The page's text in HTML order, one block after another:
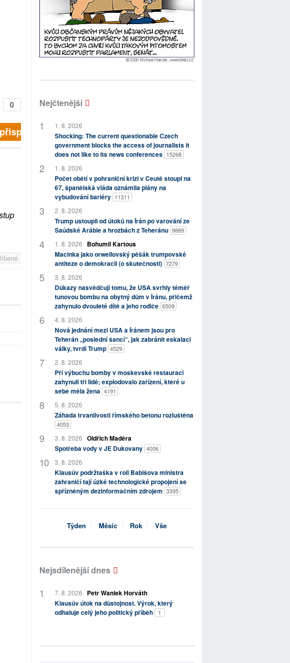
0
➥
Nejčtenější
1. 8. 2026
Shocking: The current questionable Czech
government blocks the access of journalists it
does not like to its news conferences 15268
1. 8. 2026
Počet obětí v pohraniční krizi v Ceutě stoupl na
67, španělská vláda oznámila plány na
vybudování bariéry 11311
2. 8. 2026
Trump ustoupil od útoků na Írán po varování ze
Saúdské Arábie a hrozbách z Teheránu 9889
1. 8. 2026
Bohumil Kartous
Macinka jako orwellovský pěšák trumpovské
antiteze o demokracii (o skutečnosti) 7279
3. 8. 2026
Důkazy nasvědčují tomu, že USA svrhly téměř
tunovou bombu na obytný dům v Íránu, přičemž
zahynulo dvouleté dítě a jeho rodiče 6509
4. 8. 2026
Nová jednání mezi USA a Íránem jsou pro
Teherán „poslední šancí“, jak zabránit eskalaci
války, tvrdí Trump 4529
2. 8. 2026
Při výbuchu bomby v moskevské restauraci
zahynuli tři lidé; explodovalo zařízení, které u
sebe měla žena 4191
5. 8. 2026
Záhada trvanlivosti římského betonu rozluštěna
4053
3. 8. 2026 Oldřich Maděra
Spotřeba vody v JE Dukovany 4006
3. 8. 2026
Klausův podržtaška v roli Babišova ministra
zahraničí tají úzké technologické propojení se
spřízněným dezinformačním zdrojem 3395
Týden Měsíc Rok Vše
Nejsdílenější dnes
7. 8. 2026
Petr Waniek Horváth
Klausův útok na důstojnost. Výrok, který
odhaluje celý jeho politický příběh
1